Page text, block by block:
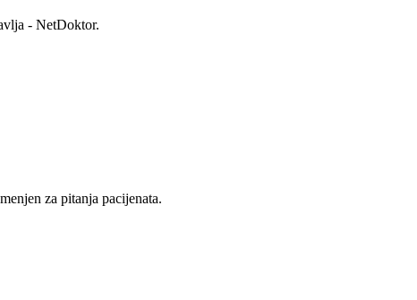
- NetDoktor.
za pitanja pacijenata.